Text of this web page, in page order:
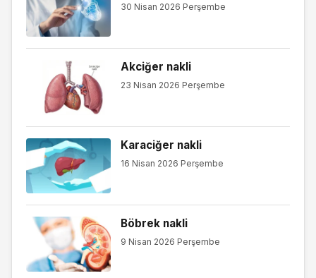
30 Nisan 2026 Perşembe
Akciğer nakli
23 Nisan 2026 Perşembe
Karaciğer nakli
16 Nisan 2026 Perşembe
Böbrek nakli
9 Nisan 2026 Perşembe